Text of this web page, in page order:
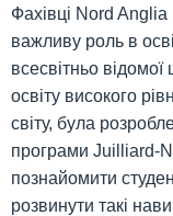
Фахівці Nord
важливу роль в
всесвітньо
освіту високого
світу, була
програми Juilliard-
познайомити
розвинути такі